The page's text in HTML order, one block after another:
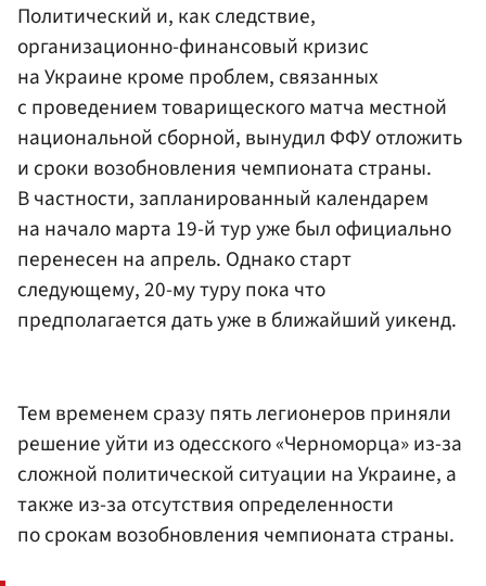
Политический и, как следствие,
организационно-финансовый кризис
на Украине кроме проблем, связанных
с проведением товарищеского матча местной
национальной сборной, вынудил ФФУ отложить
и сроки возобновления чемпионата страны.
В частности, запланированный календарем
на начало марта 19-й тур уже был официально
перенесен на апрель. Однако старт
следующему, 20-му туру пока что
предполагается дать уже в ближайший уикенд.
Тем временем сразу пять легионеров приняли
решение уйти из одесского «Черноморца» из-за
сложной политической ситуации на Украине, а
также из-за отсутствия определенности
по срокам возобновления чемпионата страны.